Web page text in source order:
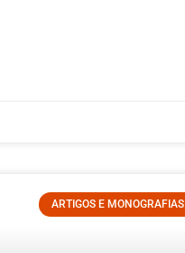
ARTIGOS E MONOGRAFIAS